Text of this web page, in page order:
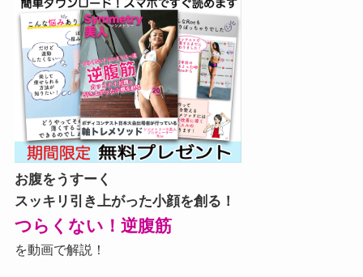
お腹をうすーく
スッキリ引き上がった小顔を創る！
つらくない！逆腹筋
を動画で解説！